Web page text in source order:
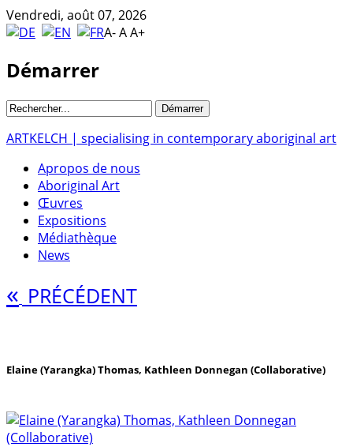
Vendredi, août 07, 2026
A-AA+
Démarrer
ARTKELCH | specialising in contemporary aboriginal art
Apropos de nous
Aboriginal Art
Œuvres
Expositions
Médiathèque
News
« PRÉCÉDENT
Elaine (Yarangka) Thomas, Kathleen Donnegan (Collaborative)